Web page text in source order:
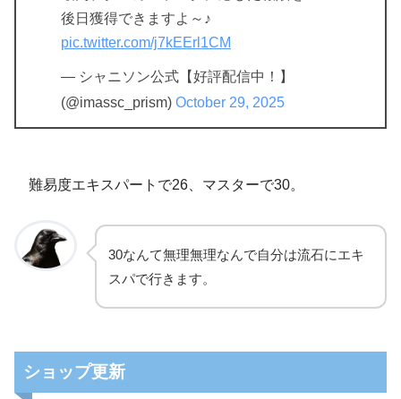
後日獲得できますよ～♪
pic.twitter.com/j7kEErl1CM
— シャニソン公式【好評配信中！】
(@imassc_prism) October 29, 2025
難易度エキスパートで26、マスターで30。
30なんて無理無理なんで自分は流石にエキ
スパで行きます。
ショップ更新